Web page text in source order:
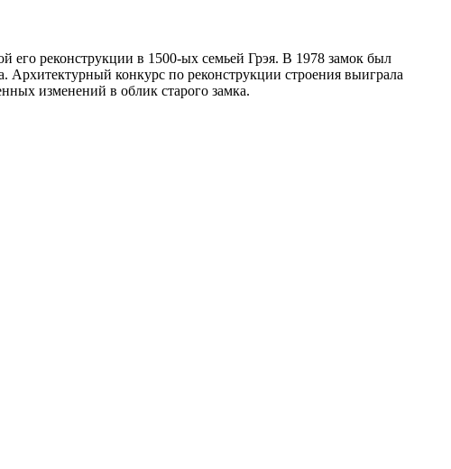
его реконструкции в 1500-ых семьей Грэя. В 1978 замок был
Архитектурный конкурс по реконструкции строения выиграла
изменений в облик старого замка.